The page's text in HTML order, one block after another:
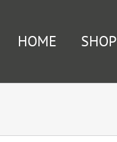
HOME SHOP